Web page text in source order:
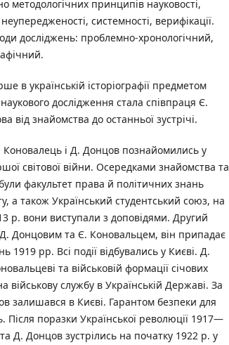
методологічних принципів науковості,
системності, верифікації.
досліджень: проблемно-хронологічний,
в українській історіографії предметом
дослідження стала співпраця Є.
від знайомства до останньої зустрічі.
Коновалець і Д. Донцов познайомились у
світової війни. Осередками знайомства та
факультет права й політичних знань
а також Український студентський союз, на
р. вони виступали з доповідями. Другий
Донцовим та Є. Коновальцем, він припадає
1919 рр. Всі події відбувались у Києві. Д.
та військовій формації січових
військову службу в Українській Державі. За
залишався в Києві. Гарантом безпеки для
Після поразки Української революції 1917—
Д. Донцов зустрілись на початку 1922 р. у